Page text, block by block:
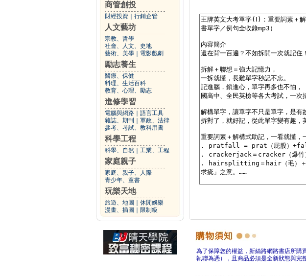
商管創投
財經投資 行銷企管
人文藝坊
宗教、哲學
社會、人文、史地
藝術、美學
電影戲劇
勵志養生
醫療、保健
料理、生活百科
教育、心理、勵志
進修學習
電腦與網路
語言工具
雜誌、期刊
軍政、法律
參考、考試、教科用書
科學工程
科學、自然 工業、工程
家庭親子
家庭、親子、人際
青少年、童書
玩樂天地
旅遊、地圖
休閒娛樂
漫畫、插圖
限制級
為了保障您的權益，新絲路網路書店所購
執聯為憑），且商品必須是全新狀態與完